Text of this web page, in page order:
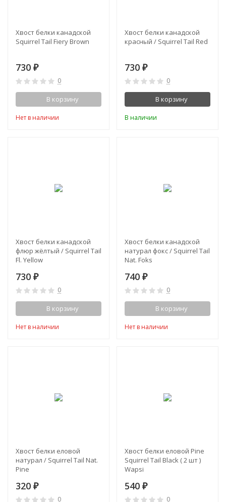
Хвост белки канадской
Squirrel Tail Fiery Brown
730 ₽
0
В корзину
Нет в наличии
Хвост белки канадской
красный / Squirrel Tail Red
730 ₽
0
В корзину
В наличии
Хвост белки канадской
флюр жёлтый / Squirrel Tail
Fl. Yellow
730 ₽
0
В корзину
Нет в наличии
Хвост белки канадской
натурал фокс / Squirrel Tail
Nat. Foks
740 ₽
0
В корзину
Нет в наличии
Хвост белки еловой
натурал / Squirrel Tail Nat.
Pine
320 ₽
0
Хвост белки еловой Pine
Squirrel Tail Black ( 2 шт )
Wapsi
540 ₽
0